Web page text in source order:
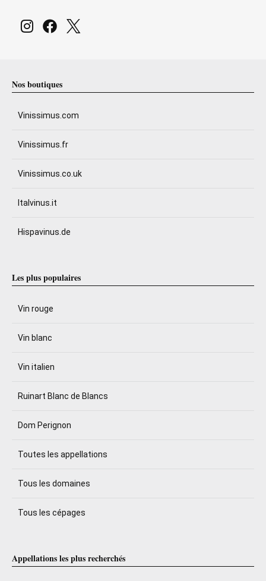
Nos boutiques
Vinissimus.com
Vinissimus.fr
Vinissimus.co.uk
Italvinus.it
Hispavinus.de
Les plus populaires
Vin rouge
Vin blanc
Vin italien
Ruinart Blanc de Blancs
Dom Perignon
Toutes les appellations
Tous les domaines
Tous les cépages
Appellations les plus recherchés